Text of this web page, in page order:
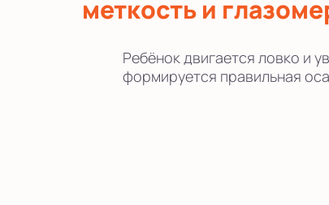
меткость и
Ребёнок двигается ловко и
формируется правильная